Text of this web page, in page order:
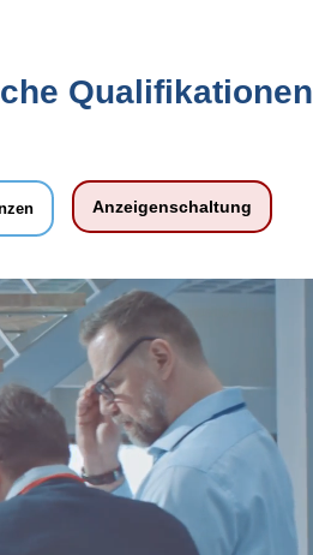
Qualifikationen
Anzeigenschaltung